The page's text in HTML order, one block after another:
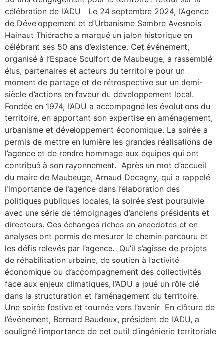
célébration de l’ADU Le 24 septembre 2024, l’Agence
de Développement et d’Urbanisme Sambre Avesnois
Hainaut Thiérache a marqué un jalon historique en
célébrant ses 50 ans d’existence. Cet événement,
organisé à l’Espace Sculfort de Maubeuge, a rassemblé
élus, partenaires et acteurs du territoire pour un
moment de partage et de rétrospective sur un demi-
siècle d’actions en faveur du développement local.
Fondée en 1974, l’ADU a accompagné les évolutions du
territoire, en apportant son expertise en aménagement,
urbanisme et développement économique. La soirée a
permis de mettre en lumière les grandes réalisations de
l’agence et de rendre hommage aux équipes qui ont
contribué à son rayonnement. Après un mot d’accueil
du maire de Maubeuge, Arnaud Decagny, qui a rappelé
l’importance de l’agence dans l’élaboration des
politiques publiques locales, la soirée s’est poursuivie
avec une série de témoignages d’anciens présidents et
directeurs. Ces échanges riches en anecdotes et en
analyses ont permis de mesurer le chemin parcouru et
les défis relevés par l’agence. Qu’il s’agisse de projets
de réhabilitation urbaine, de soutien à l’activité
économique ou d’accompagnement des collectivités
face aux enjeux climatiques, l’ADU a joué un rôle clé
dans la structuration et l’aménagement du territoire.
Une soirée festive et tournée vers l’avenir En clôture de
l’événement, Bernard Baudoux, président de l’ADU, a
souligné l’importance de cet outil d’ingénierie territoriale